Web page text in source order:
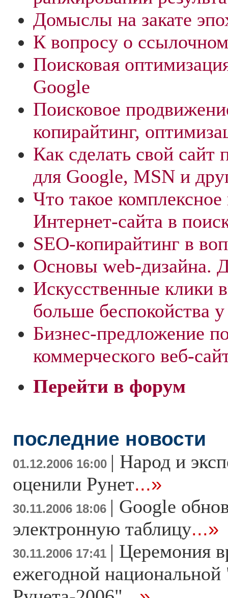
Домыслы на закате
К вопросу о
Поисковая
Google
Поисковое
копирайтинг,
Как сделать свой сайт
для Google, MSN и
Что такое
Интернет-сайта в
SEO-копирайтинг в
Основы web-дизайна.
Искусственные клики
больше беспокойства
Бизнес-предложение
коммерческого веб-
Перейти в форум
последние новости
01.12.2006 16:00 | Народ и
оценили Рунет...»
30.11.2006 18:06 | Google
электронную таблицу...»
30.11.2006 17:41 | Церемония
ежегодной